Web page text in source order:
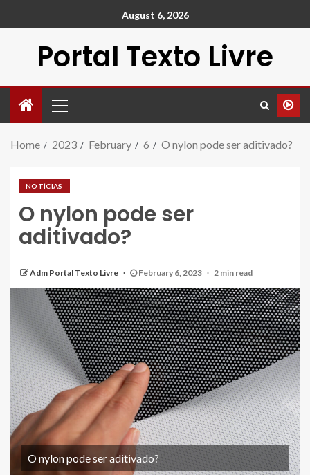
August 6, 2026
Portal Texto Livre
Home 2023 February 6 O nylon pode ser aditivado?
NOTÍCIAS
O nylon pode ser
aditivado?
Adm Portal Texto Livre February 6, 2023 2 min read
O nylon pode ser aditivado?